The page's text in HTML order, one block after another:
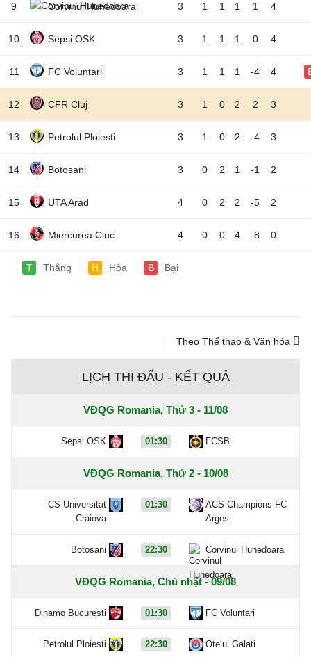
9 Corvinul Hunedoara 3 1 1 1 1 4
10 Sepsi OSK 3 1 1 1 0 4
11 FC Voluntari 3 1 1 1 -4 4
12 CFR Cluj 3 1 0 2 2 3
13 Petrolul Ploiesti 3 1 0 2 -4 3
14 Botosani 3 0 2 1 -1 2
15 UTA Arad 4 0 2 2 -5 2
16 Miercurea Ciuc 4 0 0 4 -8 0
T Thắng H Hòa B Bại
Theo Thể thao & Văn hóa
LỊCH THI ĐẤU - KẾT QUẢ
VĐQG Romania, Thứ 3 - 11/08
Sepsi OSK 01:30 FCSB
VĐQG Romania, Thứ 2 - 10/08
CS Universitat
Craiova
01:30
ACS Champions FC
Arges
Botosani 22:30 Corvinul Hunedoara
VĐQG Romania, Chủ nhật - 09/08
Dinamo Bucuresti 01:30 FC Voluntari
Petrolul Ploiesti 22:30 Otelul Galati